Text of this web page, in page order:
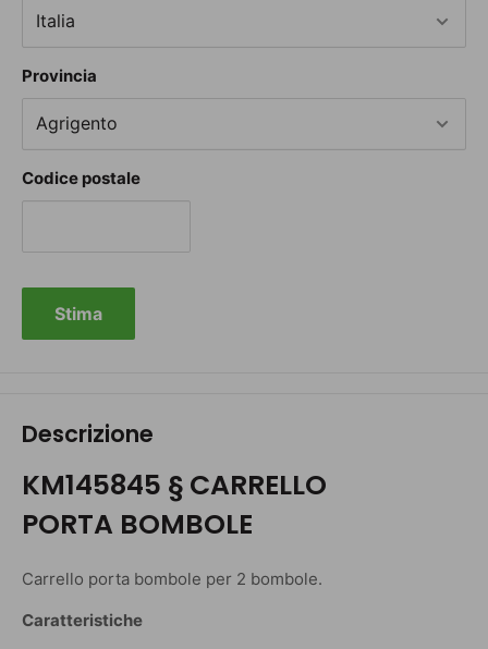
Provincia
Codice postale
Stima
Descrizione
KM145845 § CARRELLO
PORTA BOMBOLE
Carrello porta bombole per 2 bombole.
Caratteristiche